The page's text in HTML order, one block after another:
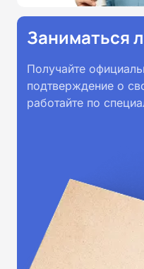
Заниматься
Получайте
подтверждение о
работайте по